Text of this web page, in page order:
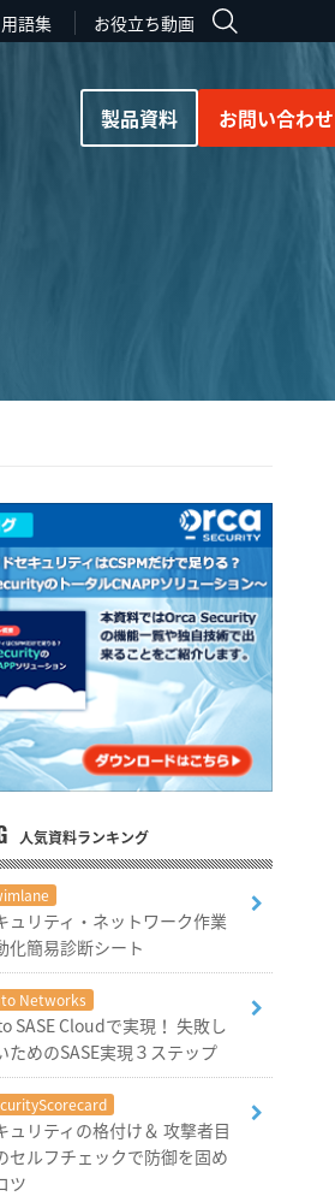
用語集 お役立ち動画
製品資料 お問い合わせ
人気資料ランキング
ュリティ・ネットワーク作業
化簡易診断シート
Networks
SASE Cloudで実現！ 失敗し
ためのSASE実現３ステップ
ュリティの格付け＆ 攻撃者目
セルフチェックで防御を固め
ツ